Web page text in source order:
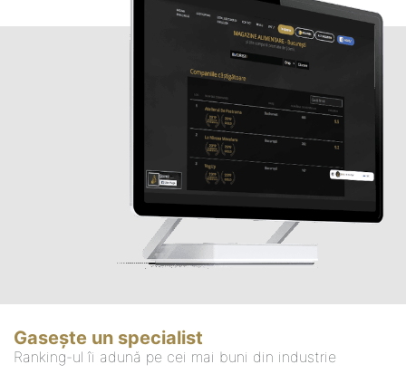
Gasește un specialist
Ranking-ul îi adună pe cei mai buni din industrie